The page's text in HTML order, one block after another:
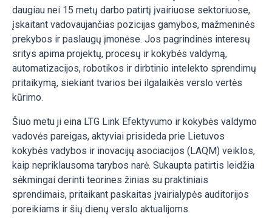
daugiau nei 15 metų darbo patirtį įvairiuose sektoriuose,
įskaitant vadovaujančias pozicijas gamybos, mažmeninės
prekybos ir paslaugų įmonėse. Jos pagrindinės interesų
sritys apima projektų, procesų ir kokybės valdymą,
automatizacijos, robotikos ir dirbtinio intelekto sprendimų
pritaikymą, siekiant tvarios bei ilgalaikės verslo vertės
kūrimo.
Šiuo metu ji eina LTG Link Efektyvumo ir kokybės valdymo
vadovės pareigas, aktyviai prisideda prie Lietuvos
kokybės vadybos ir inovacijų asociacijos (LAQM) veiklos,
kaip nepriklausoma tarybos narė. Sukaupta patirtis leidžia
sėkmingai derinti teorines žinias su praktiniais
sprendimais, pritaikant paskaitas įvairialypės auditorijos
poreikiams ir šių dienų verslo aktualijoms.